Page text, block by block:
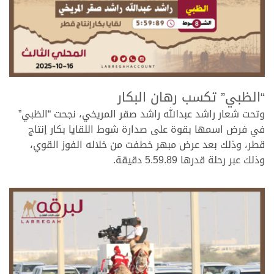
“الظبي” تكسب رهان البكار
وتحت شعار راشد عبدالله راشد صقر المريخي، نجحت “الظبي”
في فرض اسمها بقوة على صدارة شوط اللقايا بكار إنتاج
قطر، وذلك بعد عرض مبهر خطفت من خلاله الفوز القوي،
وذلك عبر رحلة قدرها 5.59.89 دقيقة.